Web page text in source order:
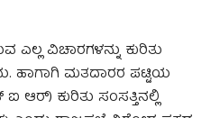
ವಿಚಾರಗಳನ್ನು ಕುರಿತು
ಹಾಗಾಗಿ ಮತದಾರರ ಪಟ್ಟಿಯ
ಆರ್‌) ಕುರಿತು ಸಂಸತ್ತಿನಲ್ಲಿ